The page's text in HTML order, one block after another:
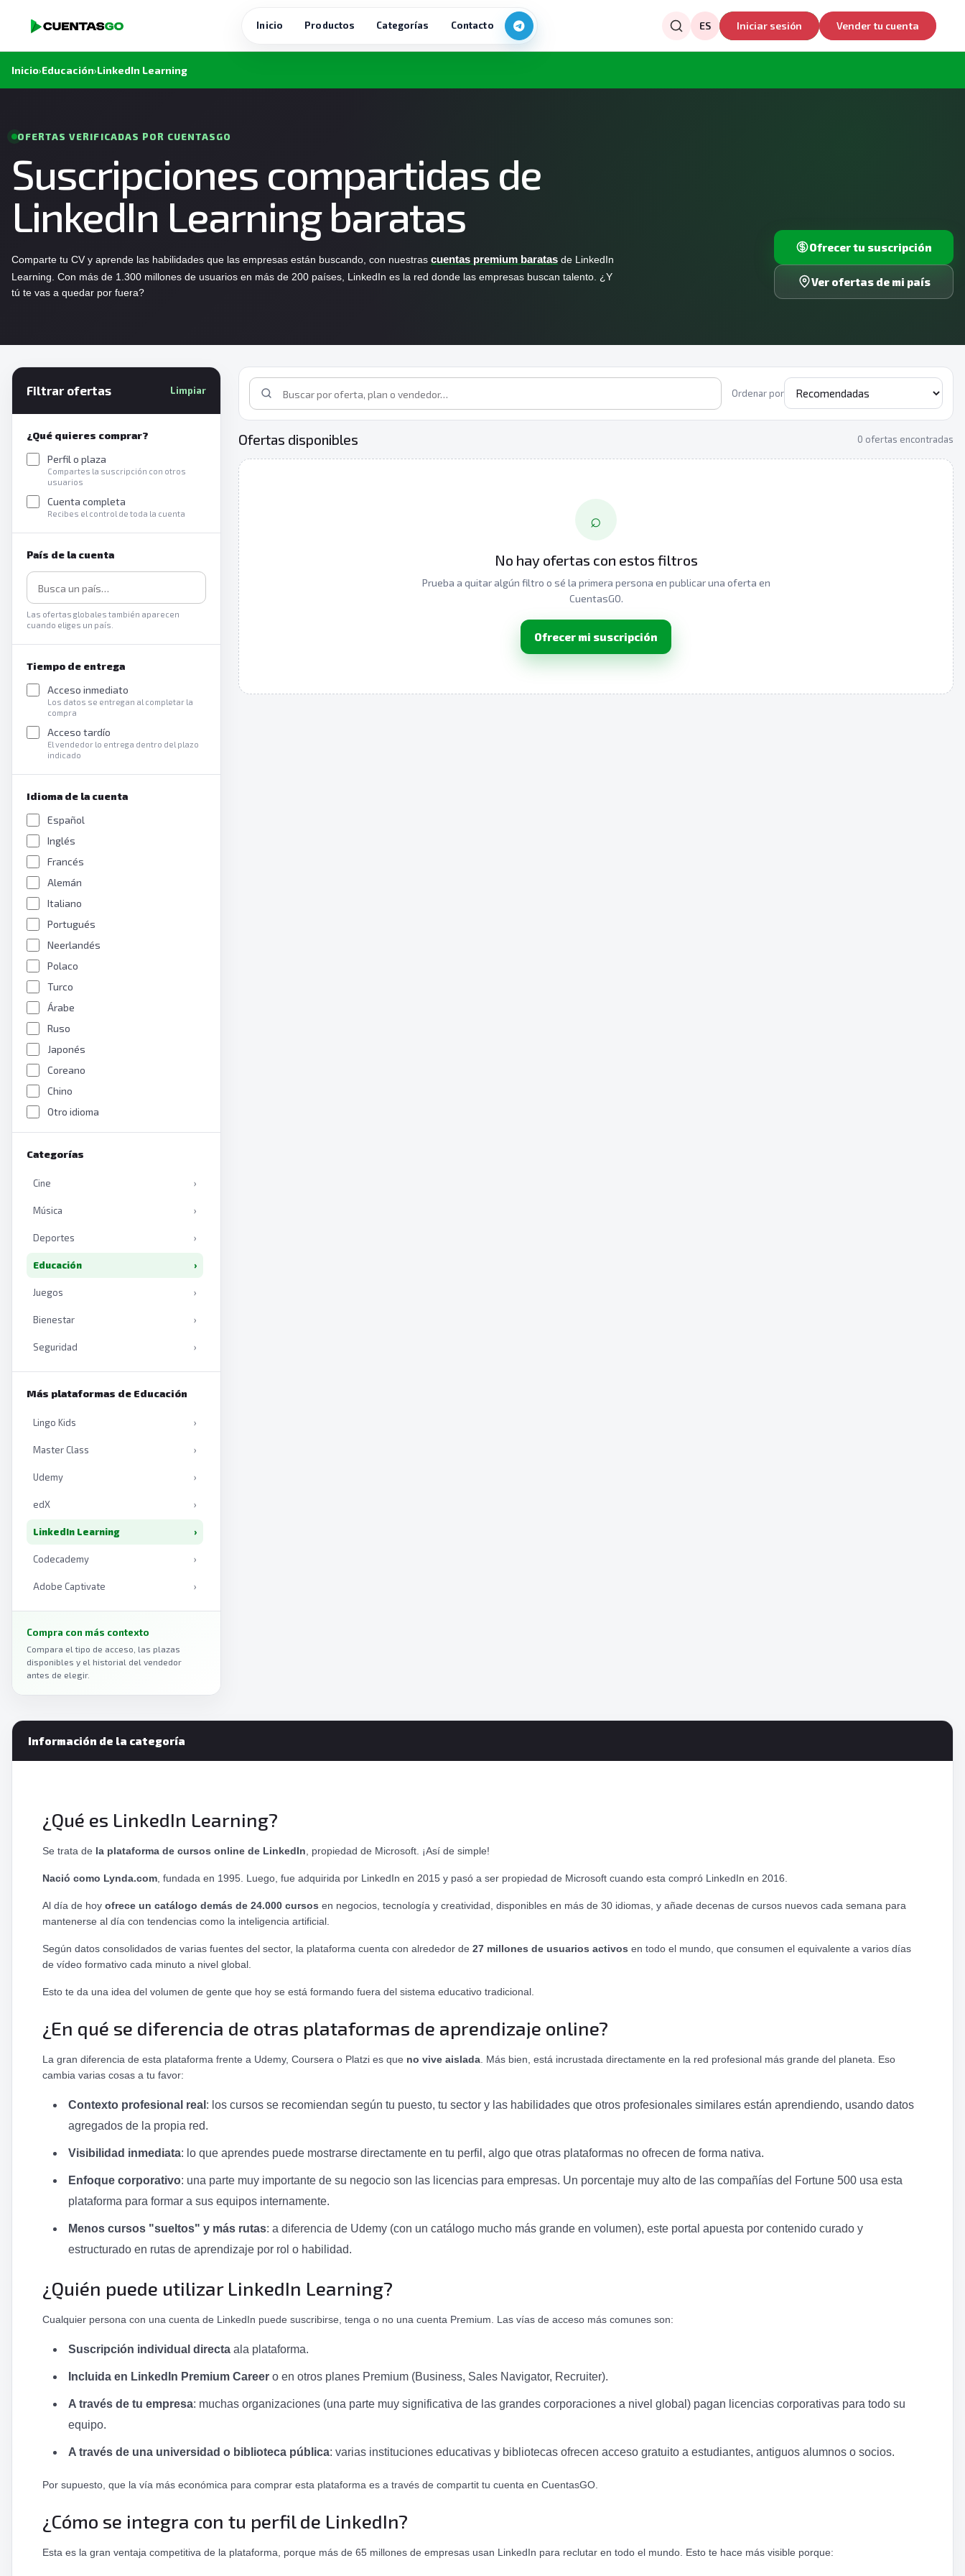
Inicio Productos Categorías Contacto ES Iniciar sesión Vender tu cuenta
Inicio›Educación›LinkedIn Learning
OFERTAS VERIFICADAS POR CUENTASGO
Suscripciones compartidas de
LinkedIn Learning baratas
Comparte tu CV y aprende las habilidades que las empresas están buscando, con nuestras cuentas premium baratas de LinkedIn
Learning. Con más de 1.300 millones de usuarios en más de 200 países, LinkedIn es la red donde las empresas buscan talento. ¿Y
tú te vas a quedar por fuera?
Ofrecer tu suscripción
Ver ofertas de mi país
Filtrar ofertas Limpiar
¿Qué quieres comprar?
Perfil o plaza
Compartes la suscripción con otros
usuarios
Cuenta completa
Recibes el control de toda la cuenta
País de la cuenta
Las ofertas globales también aparecen
cuando eliges un país.
Tiempo de entrega
Acceso inmediato
Los datos se entregan al completar la
compra
Acceso tardío
El vendedor lo entrega dentro del plazo
indicado
Idioma de la cuenta
Español
Inglés
Francés
Alemán
Italiano
Portugués
Neerlandés
Polaco
Turco
Árabe
Ruso
Japonés
Coreano
Chino
Otro idioma
Categorías
Cine ›
Música ›
Deportes ›
Educación ›
Juegos ›
Bienestar ›
Seguridad ›
Productividad ›
Inteligencia artificial
Libros ›
Más plataformas de Educación
Lingo Kids ›
Master Class ›
Udemy ›
edX ›
LinkedIn Learning ›
Codecademy ›
Adobe Captivate ›
Coursera ›
Duolingo
Compra con más contexto
Compara el tipo de acceso, las plazas
disponibles y el historial del vendedor
antes de elegir.
Ordenar por
Ofertas disponibles 0 ofertas encontradas
⌕
No hay ofertas con estos filtros
Prueba a quitar algún filtro o sé la primera persona en publicar una oferta en
CuentasGO.
Ofrecer mi suscripción
Información de la categoría
¿Qué es LinkedIn Learning?
Se trata de la plataforma de cursos online de LinkedIn , propiedad de Microsoft. ¡Así de simple!
Nació como Lynda.com , fundada en 1995. Luego, fue adquirida por LinkedIn en 2015 y pasó a ser propiedad de Microsoft cuando esta compró LinkedIn en 2016.
Al día de hoy ofrece un catálogo demás de 24.000 cursos en negocios, tecnología y creatividad, disponibles en más de 30 idiomas, y añade decenas de cursos nuevos cada semana para
mantenerse al día con tendencias como la inteligencia artificial.
Según datos consolidados de varias fuentes del sector, la plataforma cuenta con alrededor de 27 millones de usuarios activos en todo el mundo, que consumen el equivalente a varios días
de vídeo formativo cada minuto a nivel global.
Esto te da una idea del volumen de gente que hoy se está formando fuera del sistema educativo tradicional.
¿En qué se diferencia de otras plataformas de aprendizaje online?
La gran diferencia de esta plataforma frente a Udemy, Coursera o Platzi es que no vive aislada . Más bien, está incrustada directamente en la red profesional más grande del planeta. Eso
cambia varias cosas a tu favor:
Contexto profesional real : los cursos se recomiendan según tu puesto, tu sector y las habilidades que otros profesionales similares están aprendiendo, usando datos
agregados de la propia red.
Visibilidad inmediata: lo que aprendes puede mostrarse directamente en tu perfil, algo que otras plataformas no ofrecen de forma nativa.
Enfoque corporativo: una parte muy importante de su negocio son las licencias para empresas. Un porcentaje muy alto de las compañías del Fortune 500 usa esta
plataforma para formar a sus equipos internamente.
Menos cursos "sueltos" y más rutas: a diferencia de Udemy (con un catálogo mucho más grande en volumen), este portal apuesta por contenido curado y
estructurado en rutas de aprendizaje por rol o habilidad.
¿Quién puede utilizar LinkedIn Learning?
Cualquier persona con una cuenta de LinkedIn puede suscribirse, tenga o no una cuenta Premium. Las vías de acceso más comunes son:
Suscripción individual directa ala plataforma.
Incluida en LinkedIn Premium Career o en otros planes Premium (Business, Sales Navigator, Recruiter).
A través de tu empresa: muchas organizaciones (una parte muy significativa de las grandes corporaciones a nivel global) pagan licencias corporativas para todo su
equipo.
A través de una universidad o biblioteca pública: varias instituciones educativas y bibliotecas ofrecen acceso gratuito a estudiantes, antiguos alumnos o socios.
Por supuesto, que la vía más económica para comprar esta plataforma es a través de compartit tu cuenta en CuentasGO.
¿Cómo se integra con tu perfil de LinkedIn?
Esta es la gran ventaja competitiva de la plataforma, porque más de 65 millones de empresas usan LinkedIn para reclutar en todo el mundo. Esto te hace más visible porque: